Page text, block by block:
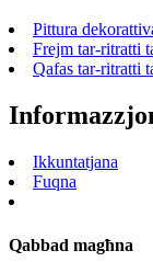
Pittura
Frejm tar-ritratti
Qafas tar-ritratti
Ikkuntatjana
Fuqna
Qabbad magħna